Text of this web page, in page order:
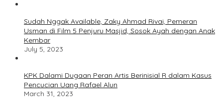
Sudah Nggak Available, Zaky Ahmad Rivai, Pemeran
Usman di Film 5 Penjuru Masjid, Sosok Ayah dengan Anak
Kembar
July 5, 2023
KPK Dalami Dugaan Peran Artis Berinisial R dalam Kasus
Pencucian Uang Rafael Alun
March 31, 2023